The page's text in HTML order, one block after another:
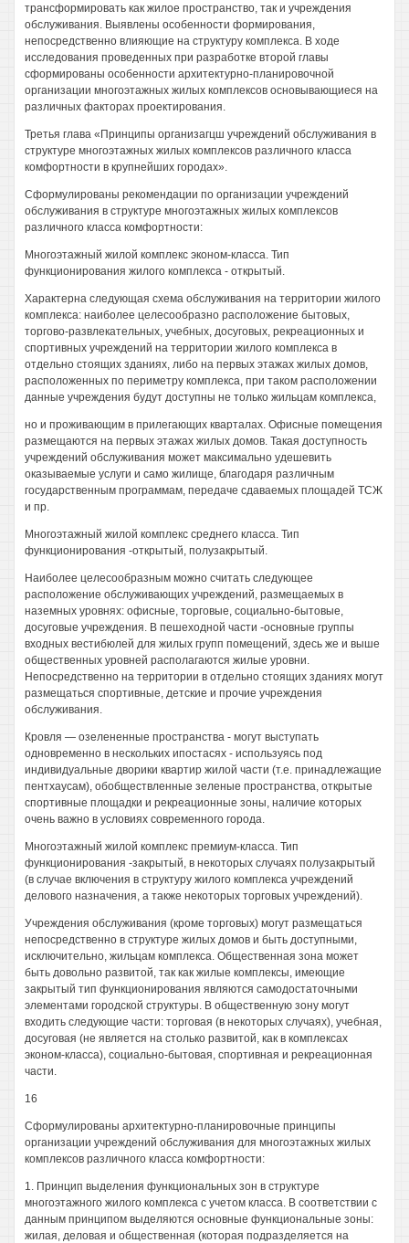
трансформировать как жилое пространство, так и учреждения
обслуживания. Выявлены особенности формирования,
непосредственно влияющие на структуру комплекса. В ходе
исследования проведенных при разработке второй главы
сформированы особенности архитектурно-планировочной
организации многоэтажных жилых комплексов основывающиеся на
различных факторах проектирования.
Третья глава «Принципы организагцш учреждений обслуживания в
структуре многоэтажных жилых комплексов различного класса
комфортности в крупнейших городах».
Сформулированы рекомендации по организации учреждений
обслуживания в структуре многоэтажных жилых комплексов
различного класса комфортности:
Многоэтажный жилой комплекс эконом-класса. Тип
функционирования жилого комплекса - открытый.
Характерна следующая схема обслуживания на территории жилого
комплекса: наиболее целесообразно расположение бытовых,
торгово-развлекательных, учебных, досуговых, рекреационных и
спортивных учреждений на территории жилого комплекса в
отдельно стоящих зданиях, либо на первых этажах жилых домов,
расположенных по периметру комплекса, при таком расположении
данные учреждения будут доступны не только жильцам комплекса,
но и проживающим в прилегающих кварталах. Офисные помещения
размещаются на первых этажах жилых домов. Такая доступность
учреждений обслуживания может максимально удешевить
оказываемые услуги и само жилище, благодаря различным
государственным программам, передаче сдаваемых площадей ТСЖ
и пр.
Многоэтажный жилой комплекс среднего класса. Тип
функционирования -открытый, полузакрытый.
Наиболее целесообразным можно считать следующее
расположение обслуживающих учреждений, размещаемых в
наземных уровнях: офисные, торговые, социально-бытовые,
досуговые учреждения. В пешеходной части -основные группы
входных вестибюлей для жилых групп помещений, здесь же и выше
общественных уровней располагаются жилые уровни.
Непосредственно на территории в отдельно стоящих зданиях могут
размещаться спортивные, детские и прочие учреждения
обслуживания.
Кровля — озелененные пространства - могут выступать
одновременно в нескольких ипостасях - используясь под
индивидуальные дворики квартир жилой части (т.е. принадлежащие
пентхаусам), обобществленные зеленые пространства, открытые
спортивные площадки и рекреационные зоны, наличие которых
очень важно в условиях современного города.
Многоэтажный жилой комплекс премиум-класса. Тип
функционирования -закрытый, в некоторых случаях полузакрытый
(в случае включения в структуру жилого комплекса учреждений
делового назначения, а также некоторых торговых учреждений).
Учреждения обслуживания (кроме торговых) могут размещаться
непосредственно в структуре жилых домов и быть доступными,
исключительно, жильцам комплекса. Общественная зона может
быть довольно развитой, так как жилые комплексы, имеющие
закрытый тип функционирования являются самодостаточными
элементами городской структуры. В общественную зону могут
входить следующие части: торговая (в некоторых случаях), учебная,
досуговая (не является на столько развитой, как в комплексах
эконом-класса), социально-бытовая, спортивная и рекреационная
части.
16
Сформулированы архитектурно-планировочные принципы
организации учреждений обслуживания для многоэтажных жилых
комплексов различного класса комфортности:
1. Принцип выделения функциональных зон в структуре
многоэтажного жилого комплекса с учетом класса. В соответствии с
данным принципом выделяются основные функциональные зоны:
жилая, деловая и общественная (которая подразделяется на